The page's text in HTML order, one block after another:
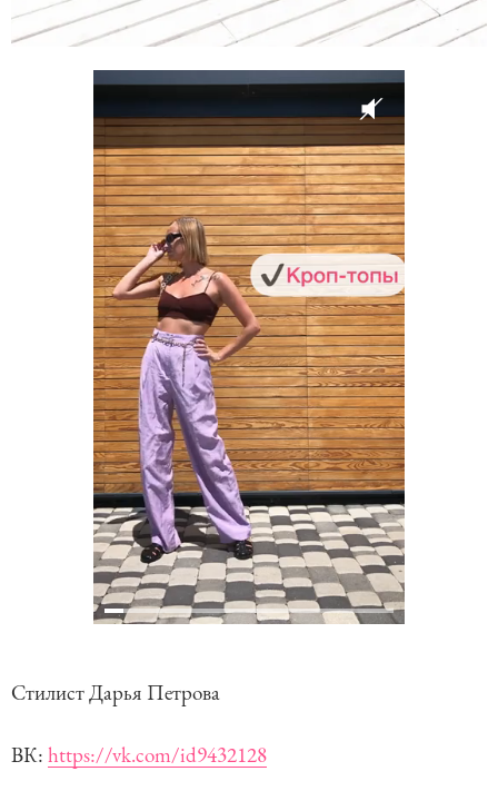
Стилист Дарья Петрова
ВК: https://vk.com/id9432128